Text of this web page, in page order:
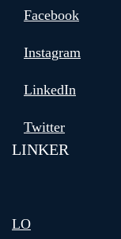
Facebook
Instagram
LinkedIn
Twitter
LINKER
LO